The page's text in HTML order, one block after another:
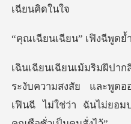
งฉีพูดย้
สัย และพูดอ
เฟินฉี ไม่ใช่ว่า ฉันไ